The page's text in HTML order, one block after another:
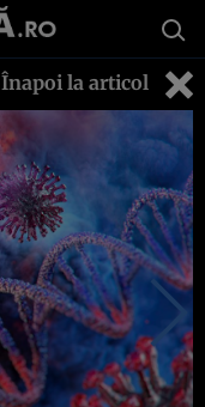
Înapoi la articol